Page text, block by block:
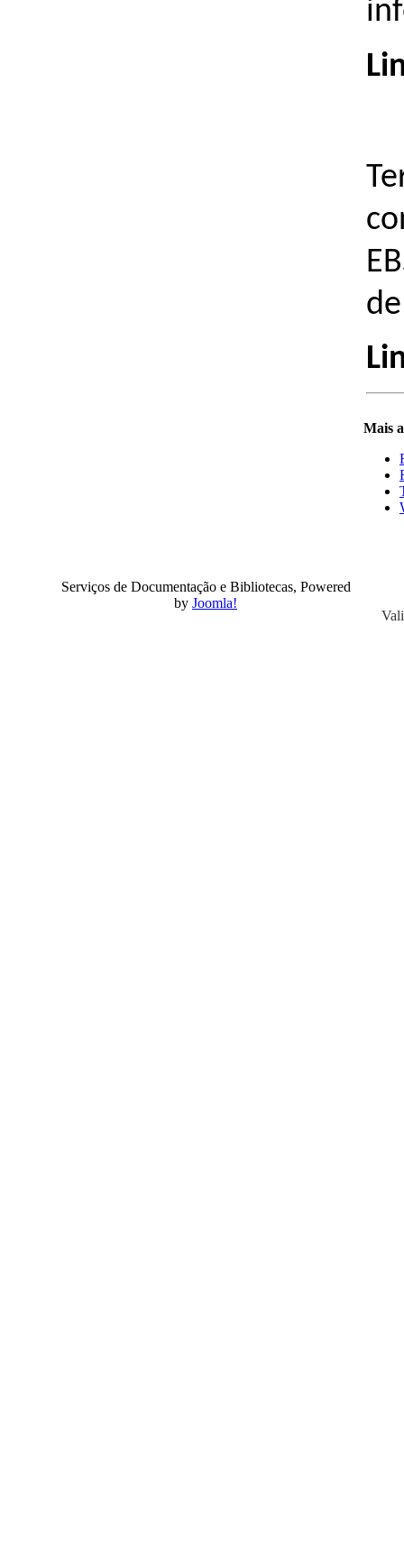
Mais
Serviços de Documentação e Bibliotecas, Powered
by Joomla!